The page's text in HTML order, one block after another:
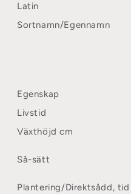
Latin
Sortnamn/Egennamn
Egenskap
Livstid
Växthöjd cm
Så-sätt
Plantering/Direktsådd, tid